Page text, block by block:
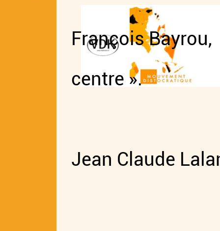
“ Un
François Bayrou,
militants
centre ».
Jean Claude